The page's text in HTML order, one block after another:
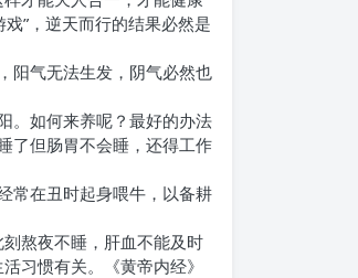
”，逆天而行的结果必然是
阳气无法生发，阴气必然也
。如何来养呢？最好的办法
了但肠胃不会睡，还得工作
常在丑时起身喂牛，以备耕
熬夜不睡，肝血不能及时
习惯有关。《黄帝内经》